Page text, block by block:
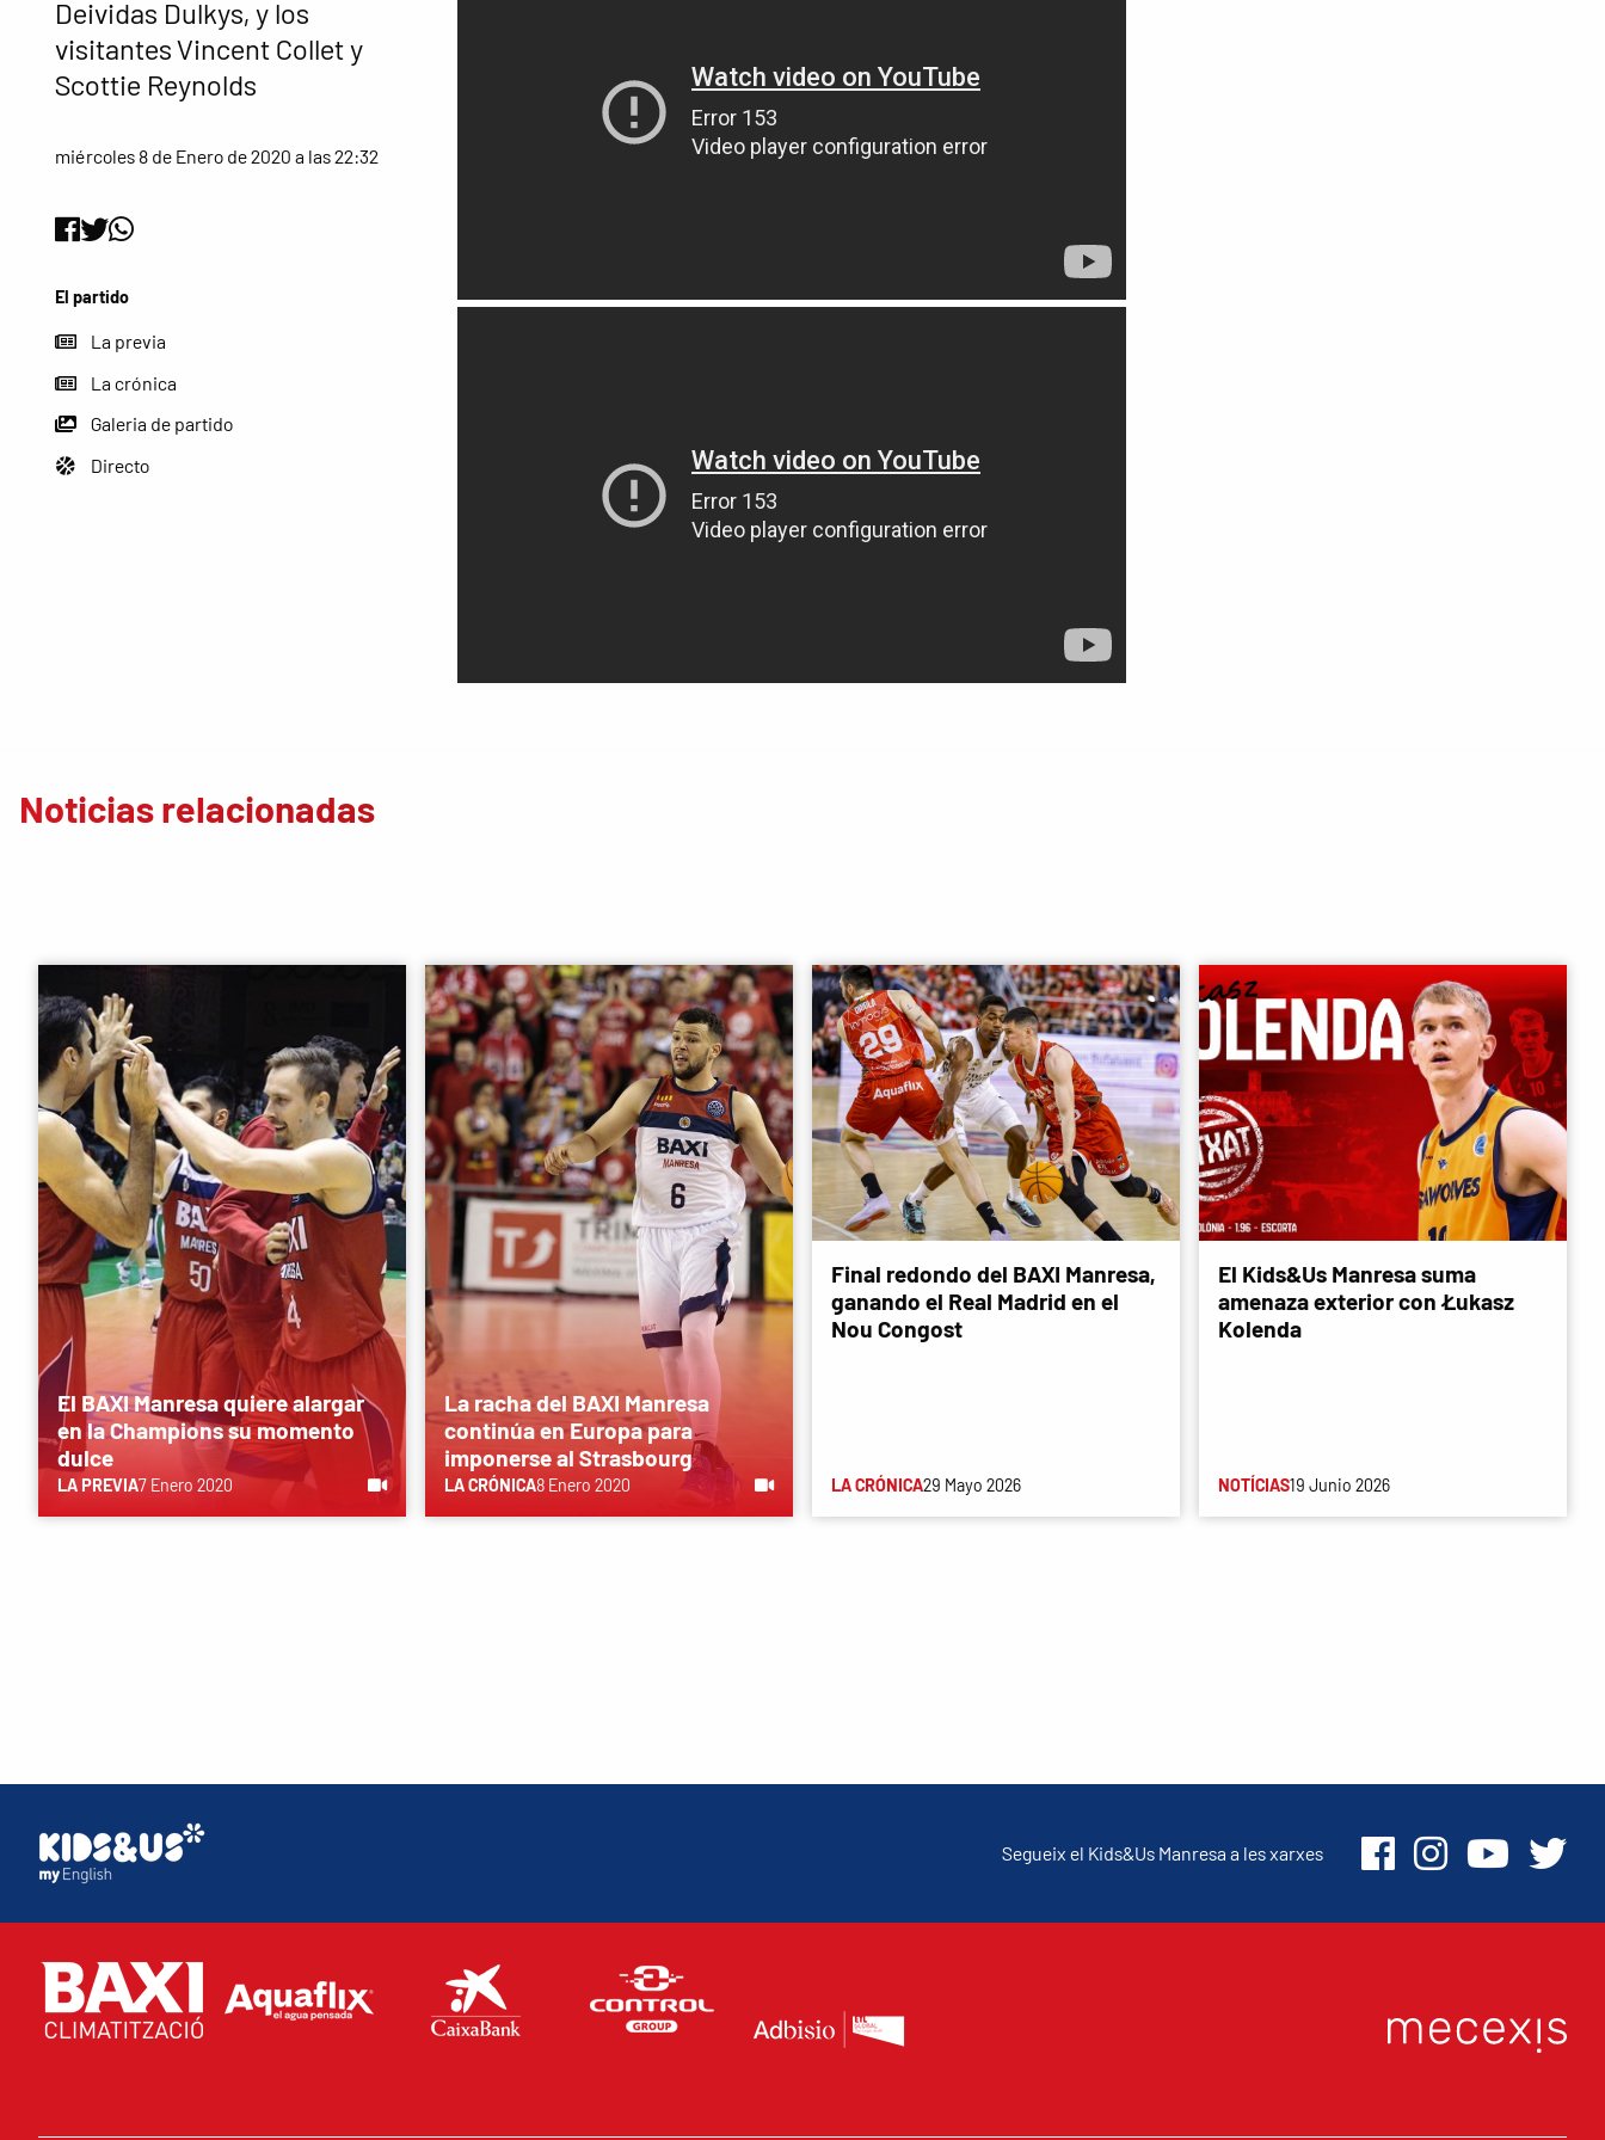
Deividas Dulkys, y los
visitantes Vincent Collet y
Scottie Reynolds
miércoles 8 de Enero de 2020 a las 22:32
El partido
La previa
La crónica
Galeria de partido
Directo
Noticias relacionadas
El BAXI Manresa quiere alargar
en la Champions su momento
dulce
LA PREVIA7 Enero 2020
La racha del BAXI Manresa
continúa en Europa para
imponerse al Strasbourg
LA CRÓNICA8 Enero 2020
Final redondo del BAXI Manresa,
ganando el Real Madrid en el
Nou Congost
LA CRÓNICA29 Mayo 2026
El Kids&Us Manresa suma
amenaza exterior con Łukasz
Kolenda
NOTÍCIAS19 Junio 2026
Segueix el Kids&Us Manresa a les xarxes